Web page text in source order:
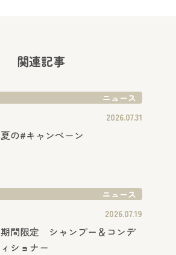
関連記事
ニュース
2026.07.31
夏の#キャンペーン
ニュース
2026.07.19
期間限定 シャンプー＆コンデ
ィショナー